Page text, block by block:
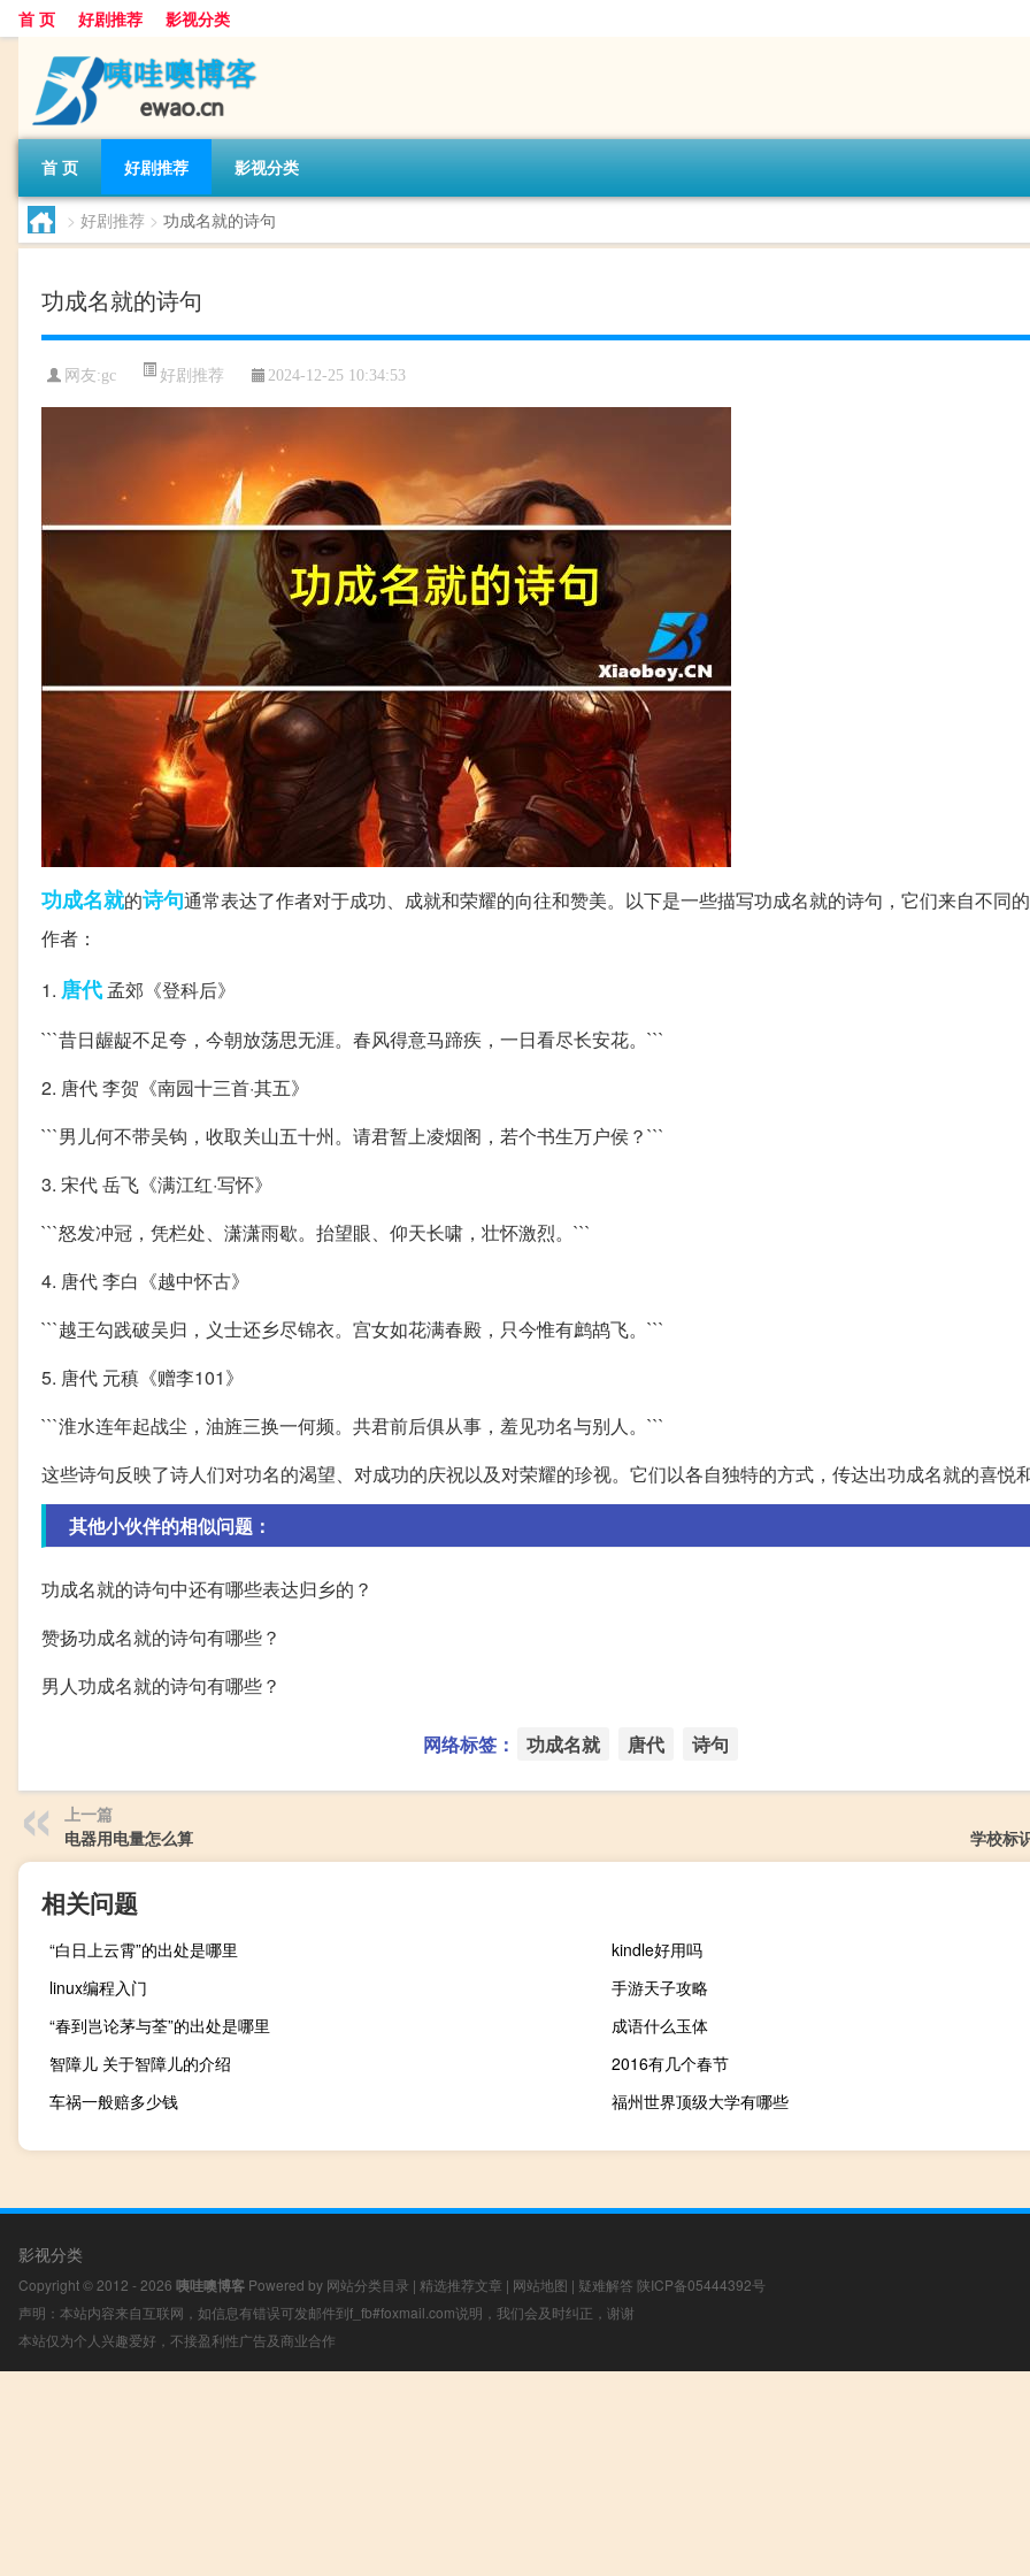
首 页 好剧推荐 影视分类
首 页 好剧推荐 影视分类
> 好剧推荐 > 功成名就的诗句
功成名就的诗句
网友:gc 好剧推荐 2024-12-25 10:34:53
功成名就的诗句通常表达了作者对于成功、成就和荣耀的向往和赞美。以下是一些描写功成名就的诗句，它们来自不同
作者：
1. 唐代 孟郊《登科后》
```昔日龌龊不足夸，今朝放荡思无涯。春风得意马蹄疾，一日看尽长安花。```
2. 唐代 李贺《南园十三首·其五》
```男儿何不带吴钩，收取关山五十州。请君暂上凌烟阁，若个书生万户侯？```
3. 宋代 岳飞《满江红·写怀》
```怒发冲冠，凭栏处、潇潇雨歇。抬望眼、仰天长啸，壮怀激烈。```
4. 唐代 李白《越中怀古》
```越王勾践破吴归，义士还乡尽锦衣。宫女如花满春殿，只今惟有鹧鸪飞。```
5. 唐代 元稹《赠李101》
```淮水连年起战尘，油旌三换一何频。共君前后俱从事，羞见功名与别人。```
这些诗句反映了诗人们对功名的渴望、对成功的庆祝以及对荣耀的珍视。它们以各自独特的方式，传达出功成名就的喜悦
其他小伙伴的相似问题：
功成名就的诗句中还有哪些表达归乡的？
赞扬功成名就的诗句有哪些？
男人功成名就的诗句有哪些？
网络标签： 功成名就 唐代 诗句
上一篇
电器用电量怎么算
学校标
相关问题
“白日上云霄”的出处是哪里
kindle好用吗
linux编程入门
手游天子攻略
“春到岂论茅与荃”的出处是哪里
成语什么玉体
智障儿 关于智障儿的介绍
2016有几个春节
车祸一般赔多少钱
福州世界顶级大学有哪些
影视分类
Copyright © 2012 - 2026 咦哇噢博客 Powered by 网站分类目录 | 精选推荐文章 | 网站地图 | 疑难解答 陕ICP备05444392号
声明：本站内容来自互联网，如信息有错误可发邮件到f_fb#foxmail.com说明，我们会及时纠正，谢谢
本站仅为个人兴趣爱好，不接盈利性广告及商业合作